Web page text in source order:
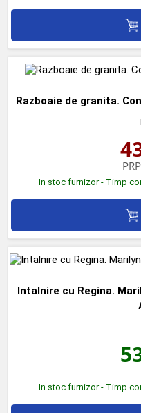
Razboaie de granita.
In stoc furnizor - Timp
Intalnire cu Regina.
In stoc furnizor - Timp